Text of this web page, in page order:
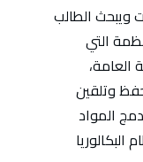
ويبحث الطالب
التي
العامة،
وتلقين
المواد